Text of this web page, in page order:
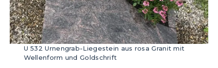
U 532 Urnengrab-Liegestein aus rosa Granit mit
Wellenform und Goldschrift